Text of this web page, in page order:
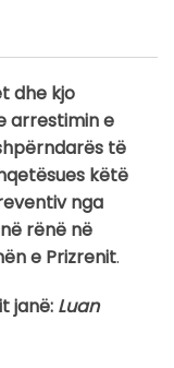
dhe kjo
arrestimin e
të
këtë
nga
rënë në
e Prizrenit.
janë: Luan